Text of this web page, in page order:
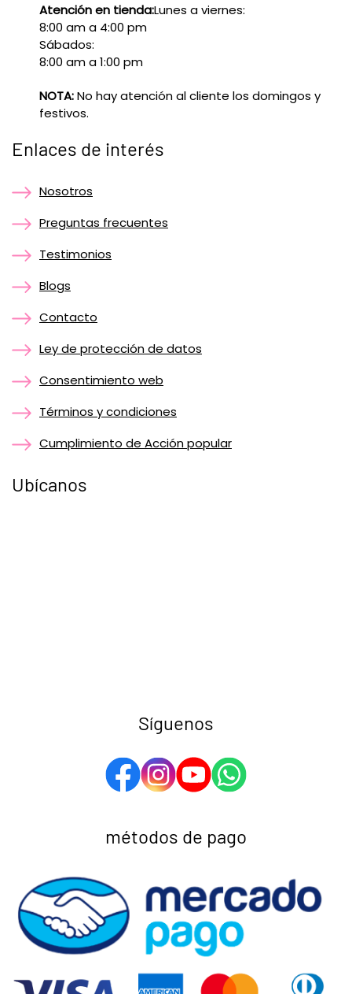
Atención en tienda:Lunes a viernes:
8:00 am a 4:00 pm
Sábados:
8:00 am a 1:00 pm
NOTA:No hay atención al cliente los domingos y
festivos.
Enlaces de interés
Nosotros
Preguntas frecuentes
Testimonios
Blogs
Contacto
Ley de protección de datos
Consentimiento web
Términos y condiciones
Cumplimiento de Acción popular
Ubícanos
Síguenos
métodos de pago